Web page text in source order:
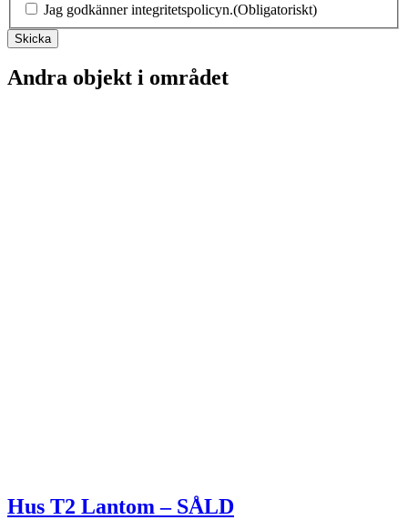
Jag godkänner integritetspolicyn.(Obligatoriskt)
Andra objekt i området
Hus T2 Lantom – SÅLD